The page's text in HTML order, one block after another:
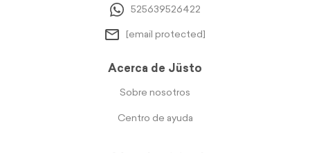
525639526422
[email protected]
Acerca de Jüsto
Sobre nosotros
Centro de ayuda